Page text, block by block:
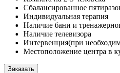
Сбалансированное
Индивидуальная терапия
Наличие бани и
Наличие телевизора
Интервенция(при
Местоположение центра в
Заказать